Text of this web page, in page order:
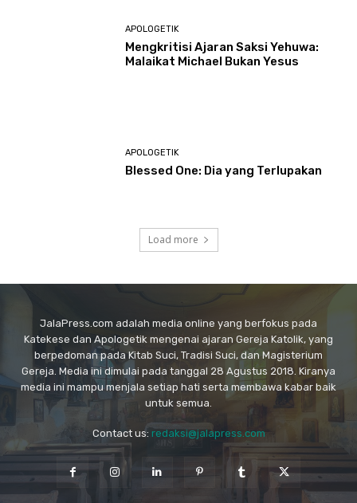
APOLOGETIK
Mengkritisi Ajaran Saksi Yehuwa:
Malaikat Michael Bukan Yesus
APOLOGETIK
Blessed One: Dia yang Terlupakan
Load more
JalaPress.com adalah media online yang berfokus pada
Katekese dan Apologetik mengenai ajaran Gereja Katolik, yang
berpedoman pada Kitab Suci, Tradisi Suci, dan Magisterium
Gereja. Media ini dimulai pada tanggal 28 Agustus 2018. Kiranya
media ini mampu menjala setiap hati serta membawa kabar baik
untuk semua.
Contact us: redaksi@jalapress.com